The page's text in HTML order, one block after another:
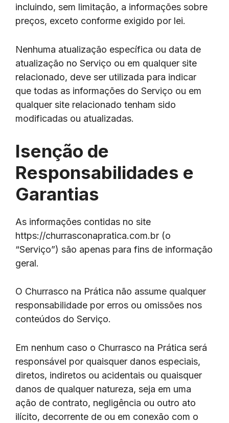
incluindo, sem limitação, a informações sobre
preços, exceto conforme exigido por lei.
Nenhuma atualização específica ou data de
atualização no Serviço ou em qualquer site
relacionado, deve ser utilizada para indicar
que todas as informações do Serviço ou em
qualquer site relacionado tenham sido
modificadas ou atualizadas.
Isenção de
Responsabilidades e
Garantias
As informações contidas no site
https://churrasconapratica.com.br (o
“Serviço”) são apenas para fins de informação
geral.
O Churrasco na Prática não assume qualquer
responsabilidade por erros ou omissões nos
conteúdos do Serviço.
Em nenhum caso o Churrasco na Prática será
responsável por quaisquer danos especiais,
diretos, indiretos ou acidentais ou quaisquer
danos de qualquer natureza, seja em uma
ação de contrato, negligência ou outro ato
ilícito, decorrente de ou em conexão com o